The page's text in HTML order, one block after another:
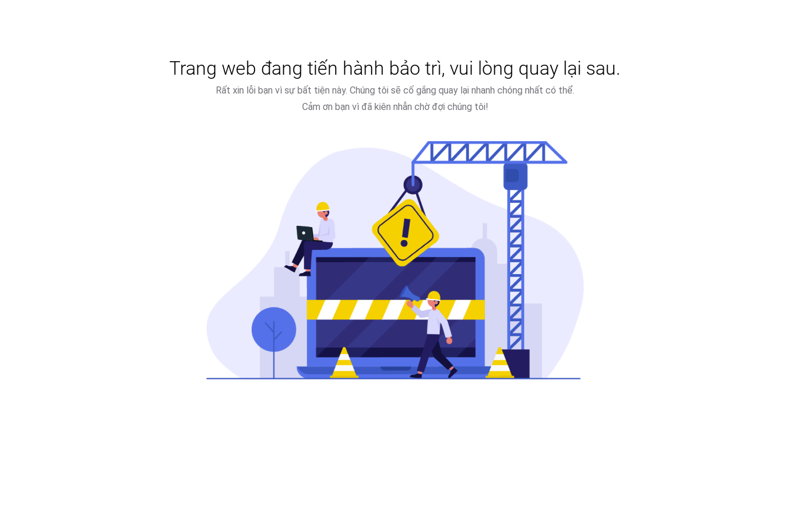
Trang web đang tiến hành bảo trì, vui lòng quay lại sau.
Rất xin lỗi bạn vì sự bất tiện này. Chúng tôi sẽ cố gắng quay lại nhanh chóng nhất có thể.
Cảm ơn bạn vì đã kiên nhẫn chờ đợi chúng tôi!